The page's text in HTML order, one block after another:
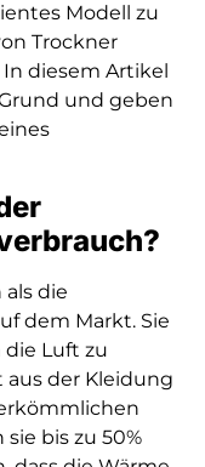
Modell zu
Trockner
diesem Artikel
und geben
die
dem Markt. Sie
Luft zu
der Kleidung
bis zu 50%